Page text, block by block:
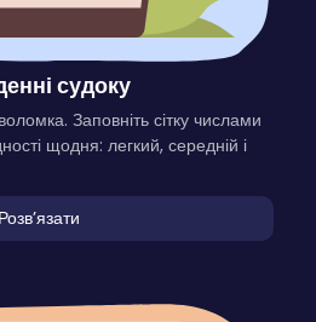
судоку
Заповніть сітку числами
щодня: легкий, середній і
Розвʼязати